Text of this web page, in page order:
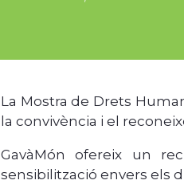
La Mostra de Drets
la convivència i el
GavàMón ofereix un
sensibilització envers els